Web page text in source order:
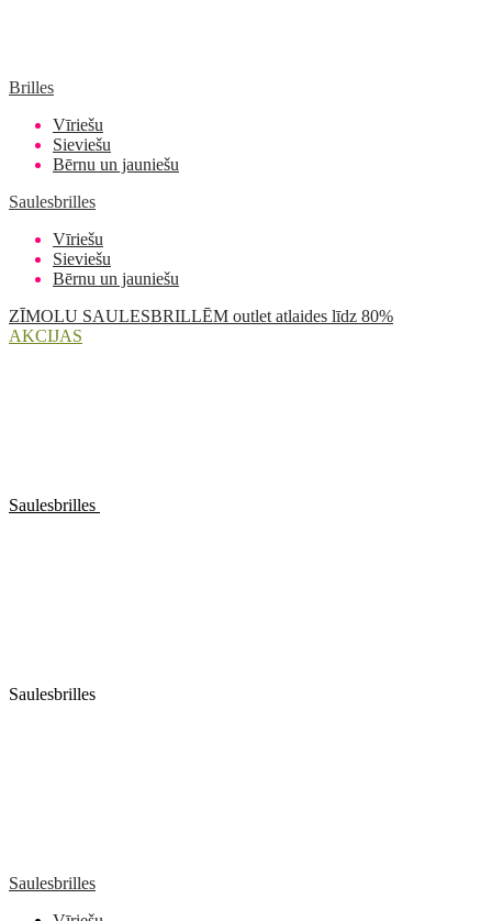
Brilles
Vīriešu
Sieviešu
Bērnu un jauniešu
Saulesbrilles
Vīriešu
Sieviešu
Bērnu un jauniešu
ZĪMOLU SAULESBRILLĒM outlet atlaides līdz 80%
AKCIJAS
Saulesbrilles
Saulesbrilles
Saulesbrilles